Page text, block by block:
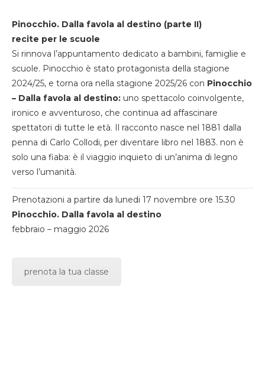
Pinocchio. Dalla favola al destino (parte II)
recite per le scuole
Si rinnova l’appuntamento dedicato a bambini, famiglie e
scuole. Pinocchio è stato protagonista della stagione
2024/25, e torna ora nella stagione 2025/26 con Pinocchio
– Dalla favola al destino: uno spettacolo coinvolgente,
ironico e avventuroso, che continua ad affascinare
spettatori di tutte le età. Il racconto nasce nel 1881 dalla
penna di Carlo Collodi, per diventare libro nel 1883. non è
solo una fiaba: è il viaggio inquieto di un’anima di legno
verso l’umanità.
Prenotazioni a partire da lunedi 17 novembre ore 15.30
Pinocchio. Dalla favola al destino
febbraio – maggio 2026
prenota la tua classe